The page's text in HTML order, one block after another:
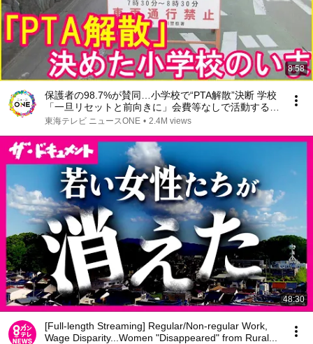
8:58
保護者の98.7%が賛同…小学校で“PTA解散”決断 学校
「一旦リセットと前向きに」会費等なしで活動する学
校も
東海テレビ ニュースONE • 2.4M views
48:30
[Full-length Streaming] Regular/Non-regular Work,
Wage Disparity...Women "Disappeared" from Rural...